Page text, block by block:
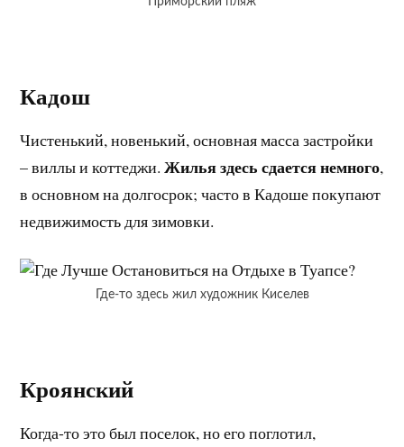
Кадош
Чистенький, новенький, основная масса застройки
– виллы и коттеджи.Жилья здесь сдается немного,
в основном на долгосрок; часто в Кадоше покупают
недвижимость для зимовки.
Где-то здесь жил художник Киселев
Кроянский
Когда-то это был поселок, но его поглотил,